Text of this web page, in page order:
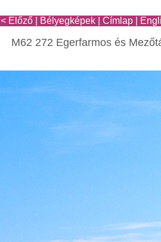
< Előző Bélyegképek Címlap
M62 272 Egerfarmos és